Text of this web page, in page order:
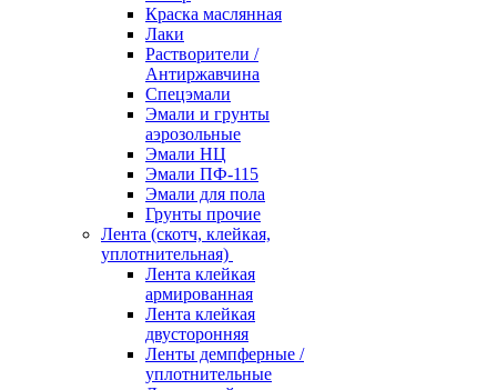
Краска маслянная
Лаки
Растворители /
Антиржавчина
Спецэмали
Эмали и грунты
аэрозольные
Эмали НЦ
Эмали ПФ-115
Эмали для пола
Грунты прочие
Лента (скотч, клейкая,
уплотнительная)
Лента клейкая
армированная
Лента клейкая
двусторонняя
Ленты демпферные /
уплотнительные